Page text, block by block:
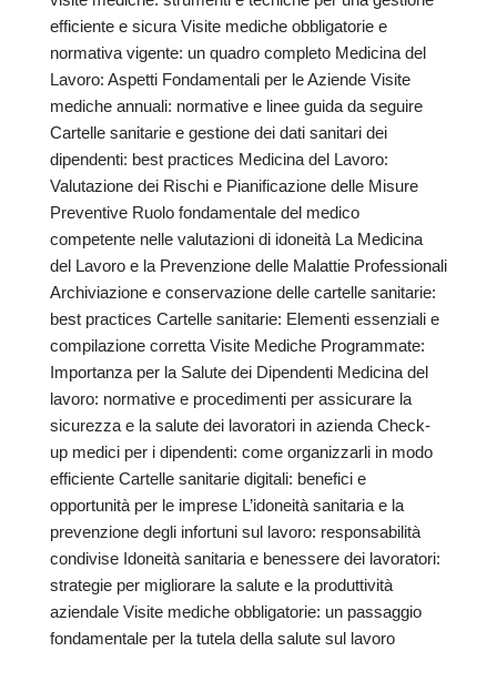
efficiente e sicura Visite mediche obbligatorie e
normativa vigente: un quadro completo Medicina del
Lavoro: Aspetti Fondamentali per le Aziende Visite
mediche annuali: normative e linee guida da seguire
Cartelle sanitarie e gestione dei dati sanitari dei
dipendenti: best practices Medicina del Lavoro:
Valutazione dei Rischi e Pianificazione delle Misure
Preventive Ruolo fondamentale del medico
competente nelle valutazioni di idoneità La Medicina
del Lavoro e la Prevenzione delle Malattie Professionali
Archiviazione e conservazione delle cartelle sanitarie:
best practices Cartelle sanitarie: Elementi essenziali e
compilazione corretta Visite Mediche Programmate:
Importanza per la Salute dei Dipendenti Medicina del
lavoro: normative e procedimenti per assicurare la
sicurezza e la salute dei lavoratori in azienda Check-
up medici per i dipendenti: come organizzarli in modo
efficiente Cartelle sanitarie digitali: benefici e
opportunità per le imprese L’idoneità sanitaria e la
prevenzione degli infortuni sul lavoro: responsabilità
condivise Idoneità sanitaria e benessere dei lavoratori:
strategie per migliorare la salute e la produttività
aziendale Visite mediche obbligatorie: un passaggio
fondamentale per la tutela della salute sul lavoro